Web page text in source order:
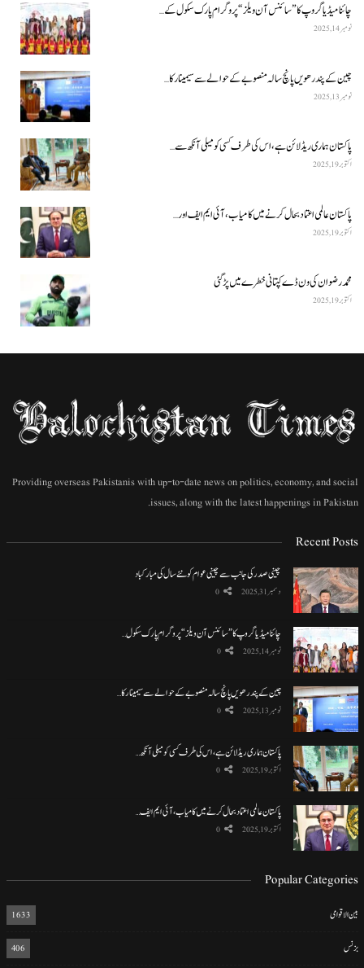
چائنا میڈیا گروپ کا ”سائنس آن ویلز“ پروگرام پارک سکول کے…
نومبر 14, 2025
چین کے پندرھویں پانچ سالہ منصوبے کے حوالے سے سیمینار کا…
نومبر 13, 2025
پاکستان ہماری ریڈ لائن ہے، اس کی طرف کسی کو میلی آنکھ سے…
اکتوبر 19, 2025
پاکستان عالمی اعتماد بحال کرنے میں کامیاب، آئی ایم ایف اور…
اکتوبر 19, 2025
محمد رضوان کی ون ڈے کپتانی خطرے میں پڑ گئی
اکتوبر 19, 2025
Providing overseas Pakistanis with up-to-date news on politics, economy, and social
issues, along with the latest happenings in Pakistan.
Recent Posts
چینی صدر کی جانب سے چینی عوام کو نئے سال کی مبارکباد
دسمبر 31, 2025 0
چائنا میڈیا گروپ کا ”سائنس آن ویلز“ پروگرام پارک سکول…
نومبر 14, 2025 0
چین کے پندرھویں پانچ سالہ منصوبے کے حوالے سے سیمینار کا…
نومبر 13, 2025 0
پاکستان ہماری ریڈ لائن ہے، اس کی طرف کسی کو میلی آنکھ…
اکتوبر 19, 2025 0
پاکستان عالمی اعتماد بحال کرنے میں کامیاب، آئی ایم ایف…
اکتوبر 19, 2025 0
Popular Categories
بین الاقوامی 1633
بزنس 406